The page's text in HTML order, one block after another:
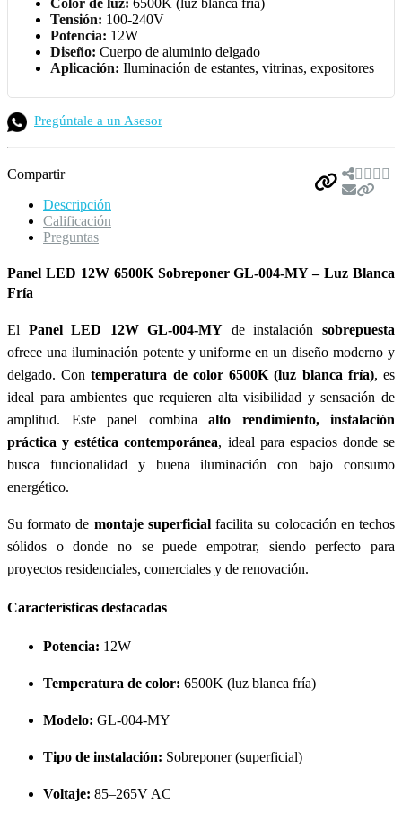
Color de luz: 6500K (luz blanca fría)
Tensión: 100-240V
Potencia: 12W
Diseño: Cuerpo de aluminio delgado
Aplicación: Iluminación de estantes, vitrinas, expositores
Pregúntale a un Asesor
Compartir
Descripción
Calificación
Preguntas
Panel LED 12W 6500K Sobreponer GL-004-MY – Luz Blanca
Fría
El Panel LED 12W GL-004-MY de instalaciónsobrepuesta
ofrece una iluminación potente y uniforme en un diseño moderno y
delgado. Contemperatura de color 6500K (luz blanca fría), es
ideal para ambientes que requieren alta visibilidad y sensación de
amplitud. Este panel combina alto rendimiento, instalación
práctica y estética contemporánea, ideal para espacios donde se
busca funcionalidad y buena iluminación con bajo consumo
energético.
Su formato de montaje superficialfacilita su colocación en techos
sólidos o donde no se puede empotrar, siendo perfecto para
proyectos residenciales, comerciales y de renovación.
Características destacadas
Potencia: 12W
Temperatura de color: 6500K (luz blanca fría)
Modelo: GL-004-MY
Tipo de instalación: Sobreponer (superficial)
Voltaje: 85–265V AC